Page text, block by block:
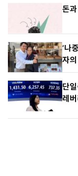
돈
‘나
자
단
레